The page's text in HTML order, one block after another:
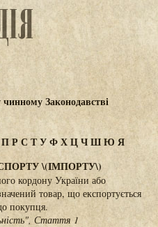
Законодавстві
ПР С ТУФХЦЧШЮЯ
\(ІМПОРТУ\)
кордону України або
товар, що експортується
покупця.
Стаття 1